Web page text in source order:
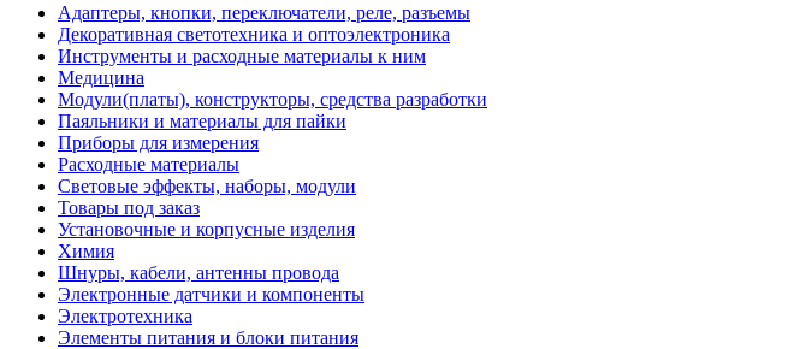
Адаптеры, кнопки, переключатели, реле, разъемы
Декоративная светотехника и оптоэлектроника
Инструменты и расходные материалы к ним
Медицина
Модули(платы), конструкторы, средства разработки
Паяльники и материалы для пайки
Приборы для измерения
Расходные материалы
Световые эффекты, наборы, модули
Товары под заказ
Установочные и корпусные изделия
Химия
Шнуры, кабели, антенны провода
Электронные датчики и компоненты
Электротехника
Элементы питания и блоки питания